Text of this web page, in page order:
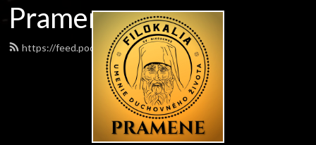
Pramene
https://feed.podbean.com/pramene/feed.xml